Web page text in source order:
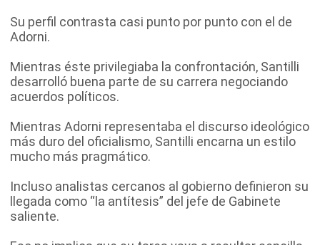
Su perfil contrasta casi punto por punto con el de
Adorni.
Mientras éste privilegiaba la confrontación, Santilli
desarrolló buena parte de su carrera negociando
acuerdos políticos.
Mientras Adorni representaba el discurso ideológico
más duro del oficialismo, Santilli encarna un estilo
mucho más pragmático.
Incluso analistas cercanos al gobierno definieron su
llegada como “la antítesis” del jefe de Gabinete
saliente.